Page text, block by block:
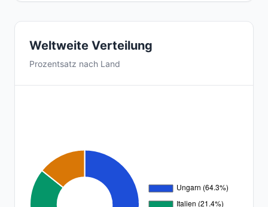
Weltweite Verteilung
Prozentsatz nach Land